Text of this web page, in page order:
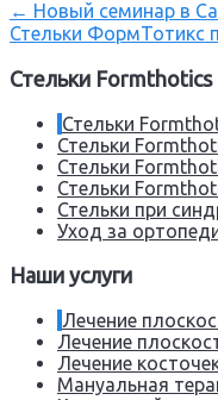
← Новый семинар в
Стельки ФормТотикс
Стельки Formthotics
Стельки
Стельки
Стельки
Стельки
Стельки при
Уход за
Наши услуги
Лечение
Лечение
Лечение
Мануальная